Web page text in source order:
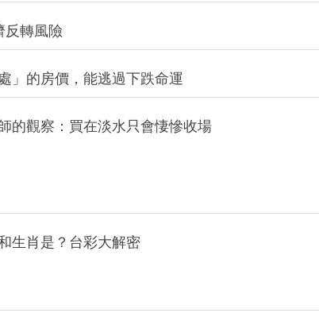
的觀察：買在淡水只會悽慘收場
生肖是？台彩大解密
能力」或「孝順程度」的比較大會
化，10年後才是崩跌的開始！